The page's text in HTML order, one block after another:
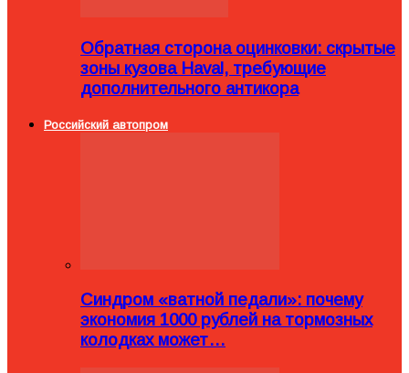
Обратная сторона оцинковки: скрытые
зоны кузова Haval, требующие
дополнительного антикора
Российский автопром
Синдром «ватной педали»: почему
экономия 1000 рублей на тормозных
колодках может…